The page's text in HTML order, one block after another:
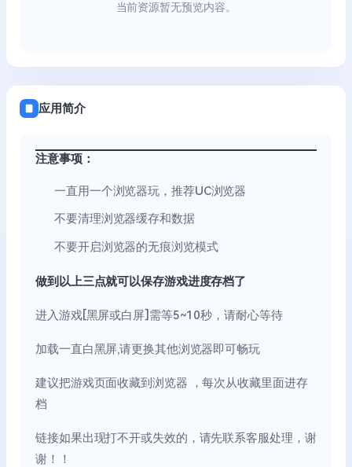
当前资源暂无预览内容。
应用简介
注意事项：
一直用一个浏览器玩，推荐UC浏览器
不要清理浏览器缓存和数据
不要开启浏览器的无痕浏览模式
做到以上三点就可以保存游戏进度存档了
进入游戏[黑屏或白屏]需等5~10秒，请耐心等待
加载一直白黑屏,请更换其他浏览器即可畅玩
建议把游戏页面收藏到浏览器 ，每次从收藏里面进存
档
链接如果出现打不开或失效的，请先联系客服处理，谢
谢！！